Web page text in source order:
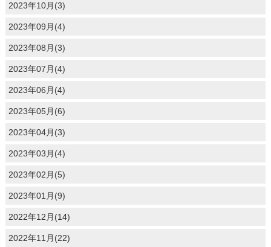
2023年10月(3)
2023年09月(4)
2023年08月(3)
2023年07月(4)
2023年06月(4)
2023年05月(6)
2023年04月(3)
2023年03月(4)
2023年02月(5)
2023年01月(9)
2022年12月(14)
2022年11月(22)